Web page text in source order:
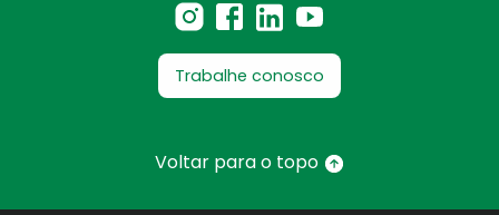
Trabalhe conosco
Voltar para o topo